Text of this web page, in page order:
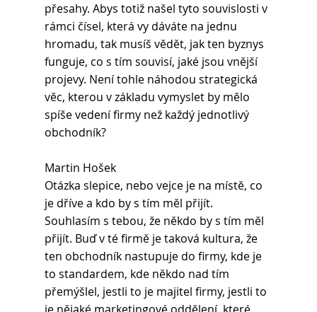
přesahy. Abys totiž našel tyto souvislosti v
rámci čísel, která vy dáváte na jednu
hromadu, tak musíš vědět, jak ten byznys
funguje, co s tím souvisí, jaké jsou vnější
projevy. Není tohle náhodou strategická
věc, kterou v základu vymyslet by mělo
spíše vedení firmy než každý jednotlivý
obchodník?
Martin Hošek
Otázka slepice, nebo vejce je na místě, co
je dříve a kdo by s tím měl přijít.
Souhlasím s tebou, že někdo by s tím měl
přijít. Buď v té firmě je taková kultura, že
ten obchodník nastupuje do firmy, kde je
to standardem, kde někdo nad tím
přemýšlel, jestli to je majitel firmy, jestli to